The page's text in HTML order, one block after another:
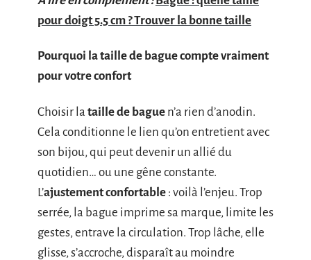
pour doigt 5.5 cm ? Trouver la bonne taille
Pourquoi la taille de bague compte vraiment
pour votre confort
Choisir la taille de bague n’a rien d’anodin.
Cela conditionne le lien qu’on entretient avec
son bijou, qui peut devenir un allié du
quotidien… ou une gêne constante.
L’ajustement confortable : voilà l’enjeu. Trop
serrée, la bague imprime sa marque, limite les
gestes, entrave la circulation. Trop lâche, elle
glisse, s’accroche, disparaît au moindre